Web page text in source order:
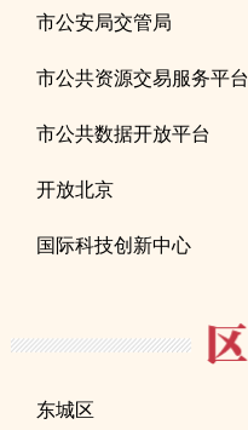
市公安局交管局
市公共资源交易服务平台
市公共数据开放平台
开放北京
国际科技创新中心
东城区